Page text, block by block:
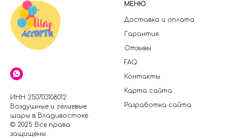
ИНН 250703108012
Воздушные и гелиевые
шары в Владивостоке
© 2025 Все права
защищены
МЕНЮ
Доставка и оплата
Гарантия
Отзывы
FAQ
Контакты
Карта сайта
Разработка сайта